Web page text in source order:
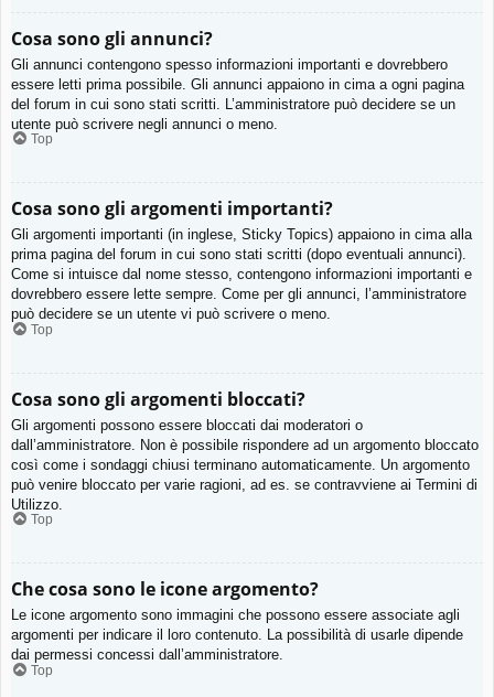
Cosa sono gli annunci?
Gli annunci contengono spesso informazioni importanti e dovrebbero
essere letti prima possibile. Gli annunci appaiono in cima a ogni pagina
del forum in cui sono stati scritti. L’amministratore può decidere se un
utente può scrivere negli annunci o meno.
Top
Cosa sono gli argomenti importanti?
Gli argomenti importanti (in inglese, Sticky Topics) appaiono in cima alla
prima pagina del forum in cui sono stati scritti (dopo eventuali annunci).
Come si intuisce dal nome stesso, contengono informazioni importanti e
dovrebbero essere lette sempre. Come per gli annunci, l’amministratore
può decidere se un utente vi può scrivere o meno.
Top
Cosa sono gli argomenti bloccati?
Gli argomenti possono essere bloccati dai moderatori o
dall’amministratore. Non è possibile rispondere ad un argomento bloccato
così come i sondaggi chiusi terminano automaticamente. Un argomento
può venire bloccato per varie ragioni, ad es. se contravviene ai Termini di
Utilizzo.
Top
Che cosa sono le icone argomento?
Le icone argomento sono immagini che possono essere associate agli
argomenti per indicare il loro contenuto. La possibilità di usarle dipende
dai permessi concessi dall’amministratore.
Top